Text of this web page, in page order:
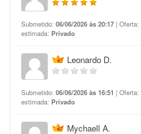
Submetido: 06/06/2026 às 20:17 | Oferta:
estimada: Privado
Leonardo D.
Submetido: 06/06/2026 às 16:51 | Oferta:
estimada: Privado
Mychaell A.